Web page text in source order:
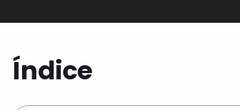
Índice